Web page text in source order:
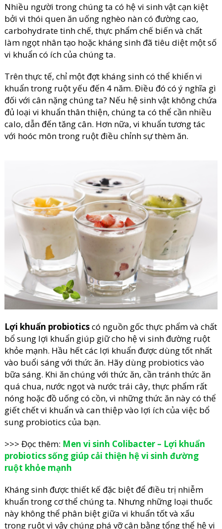
Nhiều người trong chúng ta có hệ vi sinh vật cạn kiệt
bởi vì thói quen ăn uống nghèo nàn có đường cao,
carbohydrate tinh chế, thực phẩm chế biến và chất
làm ngọt nhân tạo hoặc kháng sinh đã tiêu diệt một số
vi khuẩn có ích của chúng ta.
Trên thực tế, chỉ một đợt kháng sinh có thể khiến vi
khuẩn trong ruột yếu đến 4 năm. Điều đó có ý nghĩa gì
đối với cân nặng chúng ta? Nếu hệ sinh vật không chứa
đủ loại vi khuẩn thân thiện, chúng ta có thể cần nhiều
calo, dẫn đến tăng cân. Hơn nữa, vi khuẩn tương tác
với hoóc môn trong ruột điều chỉnh sự thèm ăn.
Lợi khuẩn probioticscó nguồn gốc thực phẩm và chất
bổ sung lợi khuẩn giúp giữ cho hệ vi sinh đường ruột
khỏe mạnh. Hầu hết các lợi khuẩn được dùng tốt nhất
vào buổi sáng với thức ăn. Hãy dùng probiotics vào
bữa sáng. Khi ăn chúng với thức ăn, cần tránh thức ăn
quá chua, nước ngọt và nước trái cây, thực phẩm rất
nóng hoặc đồ uống có cồn, vì những thức ăn này có thể
giết chết vi khuẩn và can thiệp vào lợi ích của việc bổ
sung probiotics của bạn.
>>> Đọc thêm: Men vi sinh Colibacter – Lợi khuẩn
probiotics sống giúp cải thiện hệ vi sinh đường
ruột khỏe mạnh
Kháng sinh được thiết kế đặc biệt để điều trị nhiễm
khuẩn trong cơ thể chúng ta. Nhưng những loại thuốc
này không thể phân biệt giữa vi khuẩn tốt và xấu
trong ruột vì vậy chúng phá vỡ cân bằng tổng thể hệ vi